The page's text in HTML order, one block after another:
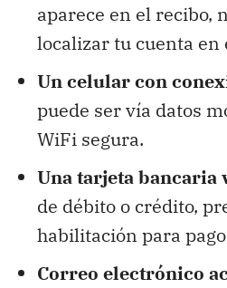
aparece en el recibo,
localizar tu cuenta en
Un celular con
puede ser vía datos
WiFi segura.
Una tarjeta bancaria
de débito o crédito,
habilitación para
Correo electrónico